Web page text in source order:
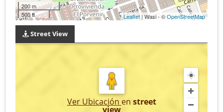
200 m
500 ft
Leaflet | Wasi - ©OpenStreetMap
Street View
Ver Ubicación en street
view